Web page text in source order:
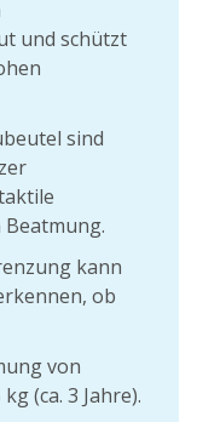
und schützt
sind
kann
ob
von
(ca. 3 Jahre).